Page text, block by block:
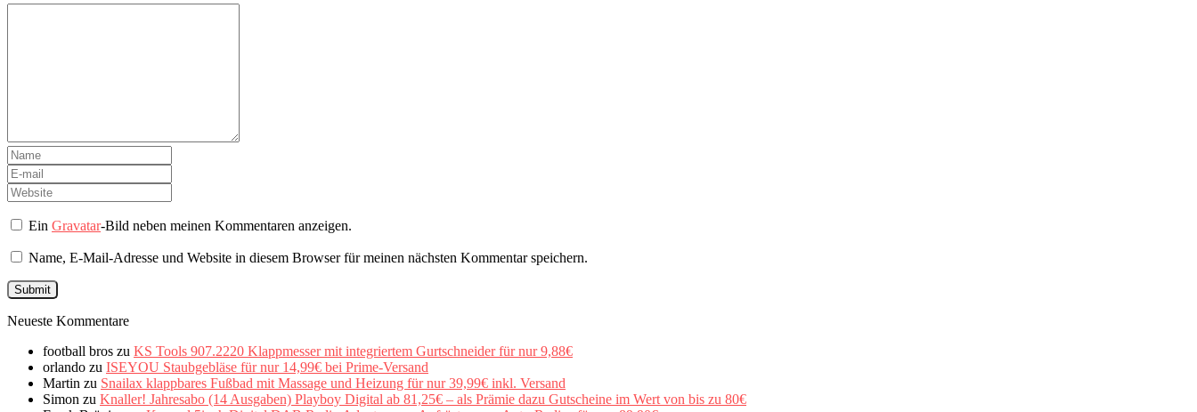
EinGravatar-Bild neben meinen Kommentaren anzeigen.
Name, E-Mail-Adresse und Website in diesem Browser für meinen nächsten Kommentar speichern.
Neueste Kommentare
football bros zu KS Tools 907.2220 Klappmesser mit integriertem Gurtschneider für nur 9,88€
orlando zu ISEYOU Staubgebläse für nur 14,99€ bei Prime-Versand
Martin zu Snailax klappbares Fußbad mit Massage und Heizung für nur 39,99€ inkl. Versand
Simon zu Knaller! Jahresabo (14 Ausgaben) Playboy Digital ab 81,25€ – als Prämie dazu Gutscheine im Wert von bis zu 80€